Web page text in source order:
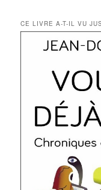
CE LIVRE A-T-IL VU